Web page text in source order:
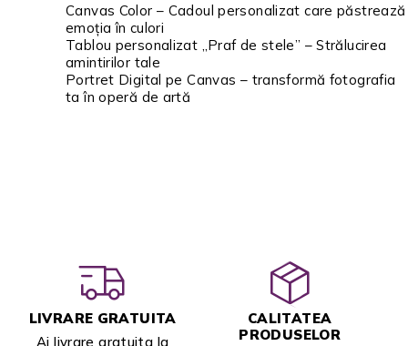
Canvas Color – Cadoul personalizat care păstrează
emoția în culori
Tablou personalizat „Praf de stele” – Strălucirea
amintirilor tale
Portret Digital pe Canvas – transformă fotografia
ta în operă de artă
LIVRARE GRATUITA
Ai livrare gratuita la
CALITATEA
PRODUSELOR